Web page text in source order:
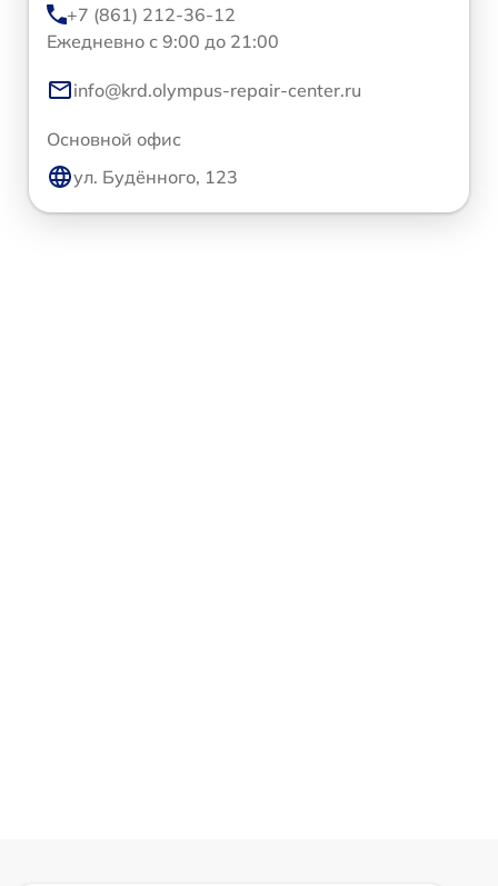
+7 (861) 212-36-12
Ежедневно с 9:00 до 21:00
info@krd.olympus-repair-center.ru
Основной офис
ул. Будённого, 123